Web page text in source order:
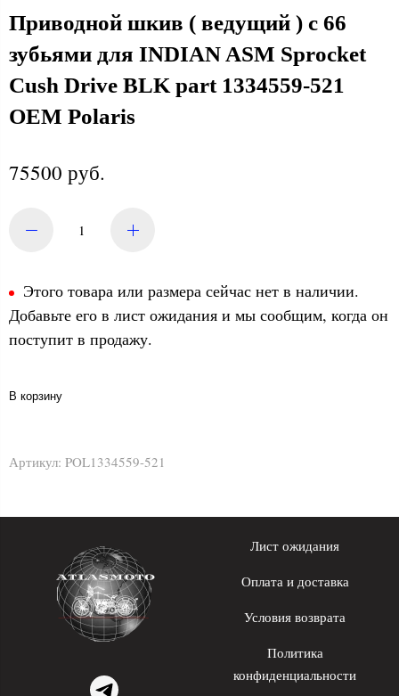
Приводной шкив ( ведущий ) с 66
зубьями для INDIAN ASM Sprocket
Cush Drive BLK part 1334559-521
OEM Polaris
75500 руб.
Этого товара или размера сейчас нет в наличии.
Добавьте его в лист ожидания и мы сообщим, когда он
поступит в продажу.
В корзину
Артикул: POL1334559-521
Лист ожидания
Оплата и доставка
Условия возврата
Политика
конфиденциальности